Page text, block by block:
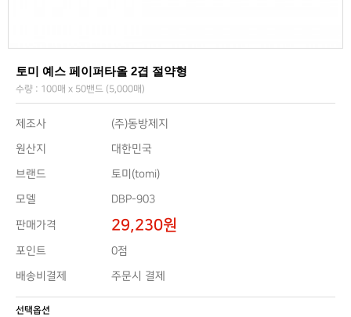
토미 예스 페이퍼타올 2겹 절약형
수량 : 100매 x 50밴드 (5,000매)
제조사 (주)동방제지
원산지 대한민국
브랜드 토미(tomi)
모델 DBP-903
판매가격 29,230원
포인트 0점
배송비결제 주문시 결제
선택옵션